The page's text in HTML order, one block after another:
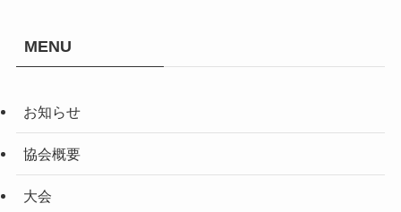
MENU
お知らせ
協会概要
大会